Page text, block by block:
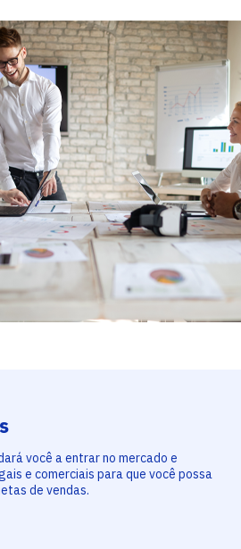
você a entrar no mercado e
e comerciais para que você possa
de vendas.